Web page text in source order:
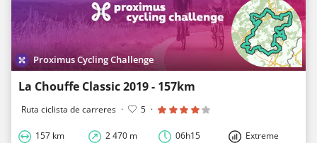
Proximus Cycling Challenge
La Chouffe Classic 2019 - 157km
Ruta ciclista de carreres · 5 ·
157 km 2 470 m 06h15 Extreme